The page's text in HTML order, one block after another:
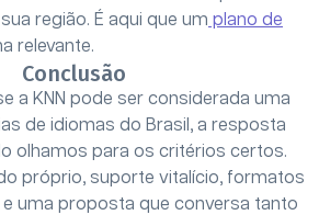
região. É aqui que um plano de
relevante.
Conclusão
a KNN pode ser considerada uma
de idiomas do Brasil, a resposta
olhamos para os critérios certos.
próprio, suporte vitalício, formatos
uma proposta que conversa tanto